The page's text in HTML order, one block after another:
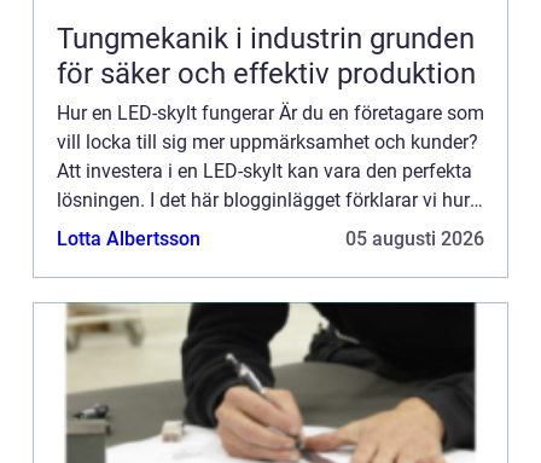
Tungmekanik i industrin grunden
för säker och effektiv produktion
Hur en LED-skylt fungerar Är du en företagare som
vill locka till sig mer uppmärksamhet och kunder?
Att investera i en LED-skylt kan vara den perfekta
lösningen. I det här blogginlägget förklarar vi hur
LED-skyltar fungerar och varför de är ett så ef...
Lotta Albertsson 05 augusti 2026